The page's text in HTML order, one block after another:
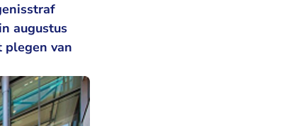
augustus
plegen van